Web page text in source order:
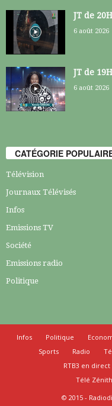
JT de
6 août 2026
JT de
6 août 2026
CATÉGORIE
Télévision
Journaux Télévisés
Infos
Emissions TV
Société
Emissions radio
Politique
Infos Politique
Sports
Radio
RTB3 en direct
Télé
© 2015 -